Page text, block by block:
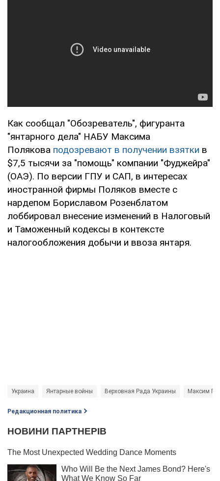
Как сообщал "Обозреватель", фигуранта
"янтарного дела" НАБУ Максима
Полякова подозревают в получении взятки в
$7,5 тысячи за "помощь" компании "Фуджейра"
(ОАЭ). По версии ГПУ и САП, в интересах
иностранной фирмы Поляков вместе с
нардепом Бориславом Розенблатом
лоббировал внесение изменений в Налоговый
и Таможенный кодексы в контексте
налогообложения добычи и ввоза янтаря.
Украина Янтарные войны Верховная Рада Украины Максим
Редакционная политика